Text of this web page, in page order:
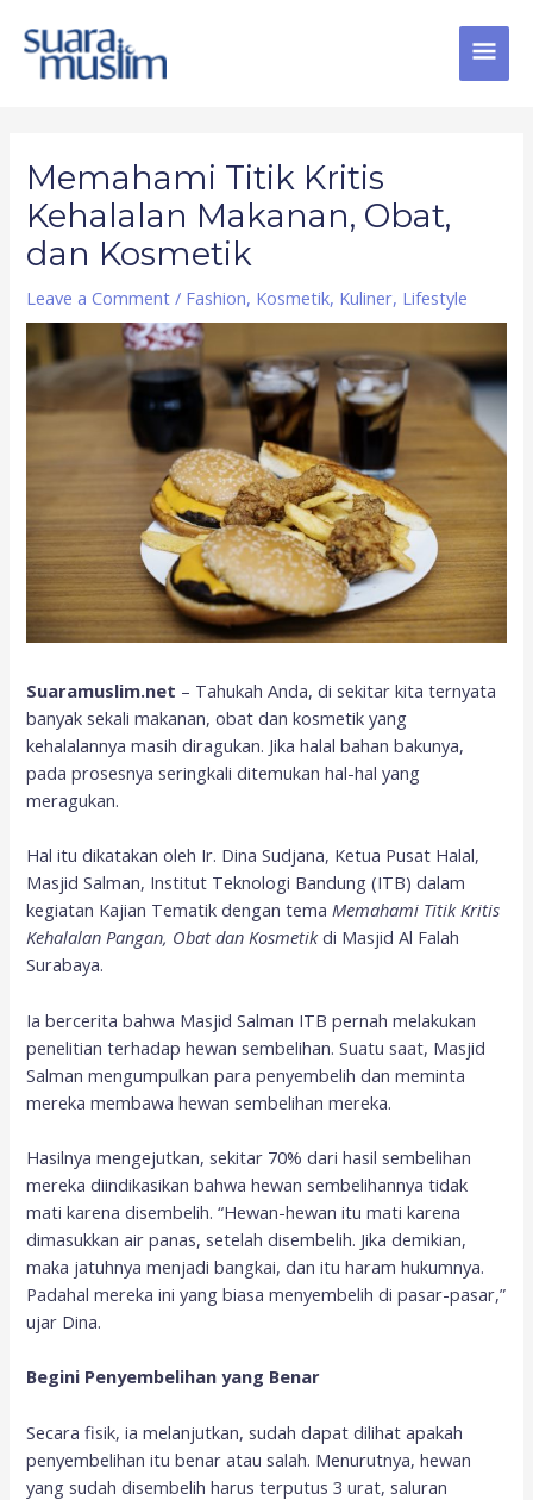
content
Memahami Titik Kritis
Kehalalan Makanan, Obat,
dan Kosmetik
Leave a Comment / Fashion, Kosmetik, Kuliner, Lifestyle
Suaramuslim.net – Tahukah Anda, di sekitar kita ternyata
banyak sekali makanan, obat dan kosmetik yang
kehalalannya masih diragukan. Jika halal bahan bakunya,
pada prosesnya seringkali ditemukan hal-hal yang
meragukan.
Hal itu dikatakan oleh Ir. Dina Sudjana, Ketua Pusat Halal,
Masjid Salman, Institut Teknologi Bandung (ITB) dalam
kegiatan Kajian Tematik dengan tema Memahami Titik Kritis
Kehalalan Pangan, Obat dan Kosmetikdi Masjid Al Falah
Surabaya.
Ia bercerita bahwa Masjid Salman ITB pernah melakukan
penelitian terhadap hewan sembelihan. Suatu saat, Masjid
Salman mengumpulkan para penyembelih dan meminta
mereka membawa hewan sembelihan mereka.
Hasilnya mengejutkan, sekitar 70% dari hasil sembelihan
mereka diindikasikan bahwa hewan sembelihannya tidak
mati karena disembelih. “Hewan-hewan itu mati karena
dimasukkan air panas, setelah disembelih. Jika demikian,
maka jatuhnya menjadi bangkai, dan itu haram hukumnya.
Padahal mereka ini yang biasa menyembelih di pasar-pasar,”
ujar Dina.
Begini Penyembelihan yang Benar
Secara fisik, ia melanjutkan, sudah dapat dilihat apakah
penyembelihan itu benar atau salah. Menurutnya, hewan
yang sudah disembelih harus terputus 3 urat, saluran